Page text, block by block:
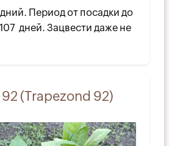
Период от посадки до
дней. Зацвести даже не
(Trapezond 92)